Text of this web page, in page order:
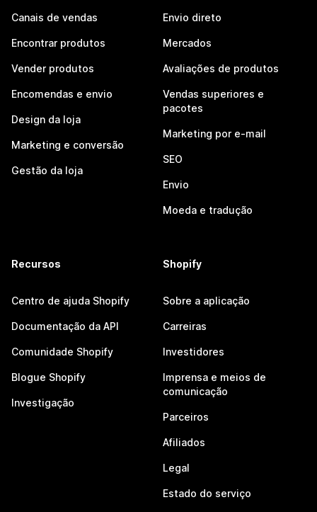
Canais de vendas
Encontrar produtos
Vender produtos
Encomendas e envio
Design da loja
Marketing e conversão
Gestão da loja
Envio direto
Mercados
Avaliações de produtos
Vendas superiores e
pacotes
Marketing por e-mail
SEO
Envio
Moeda e tradução
Recursos
Centro de ajuda Shopify
Documentação da API
Comunidade Shopify
Blogue Shopify
Investigação
Shopify
Sobre a aplicação
Carreiras
Investidores
Imprensa e meios de
comunicação
Parceiros
Afiliados
Legal
Estado do serviço